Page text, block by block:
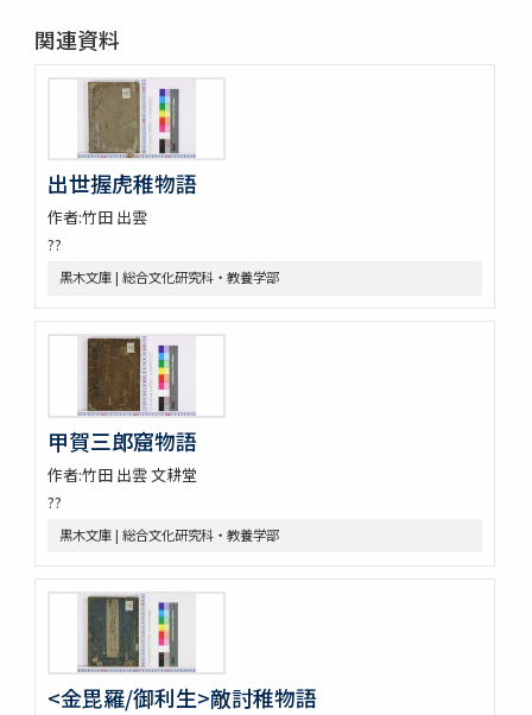
関連資料
出世握虎稚物語
作者:竹田 出雲
??
黒木文庫 | 総合文化研究科・教養学部
甲賀三郎窟物語
作者:竹田 出雲 文耕堂
??
黒木文庫 | 総合文化研究科・教養学部
<金毘羅/御利生>敵討稚物語